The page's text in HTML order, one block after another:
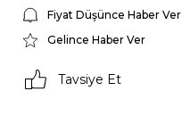
Fiyat Düşünce Haber Ver
Gelince Haber Ver
Tavsiye Et